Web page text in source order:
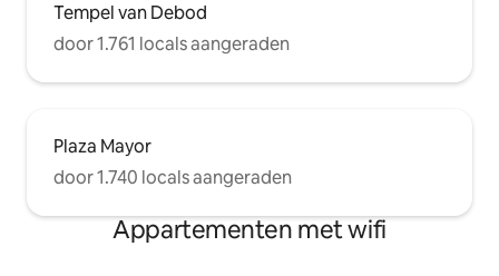
Tempel van Debod
door 1.761 locals aangeraden
Plaza Mayor
door 1.740 locals aangeraden
Appartementen met wifi